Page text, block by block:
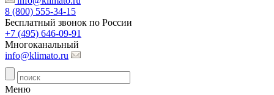
8 (800) 555-34-15
Бесплатный звонок по России
+7 (495) 646-09-91
Многоканальный
info@klimato.ru
Меню